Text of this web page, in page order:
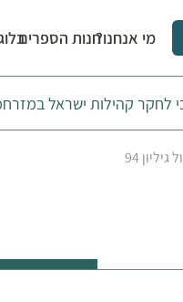
מי אנחנו?חנות הספרים
לחקר קהילות ישראל במזרח
94